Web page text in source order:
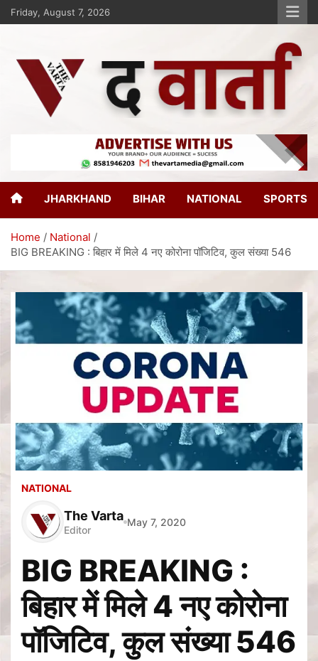
Friday, August 7, 2026
The Varta
JHARKHAND BIHAR NATIONAL SPORTS
Home
National
BIG BREAKING : बिहार में मिले 4 नए कोरोना पॉजिटिव, कुल संख्या 546
NATIONAL
The Varta
Editor
May 7, 2020
BIG BREAKING :
बिहार में मिले 4 नए कोरोना
पॉजिटिव, कुल संख्या 546